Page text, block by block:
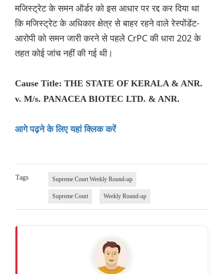
मजिस्ट्रेट के समन ऑर्डर को इस आधार पर रद्द कर दिया था
कि मजिस्ट्रेट के अधिकार क्षेत्र से बाहर रहने वाले रेस्पोंडेंट-
आरोपी को समन जारी करने से पहले CrPC की धारा 202 के
तहत कोई जांच नहीं की गई थी।
Cause Title: THE STATE OF KERALA & ANR.
v. M/s. PANACEA BIOTEC LTD. & ANR.
आगे पढ़ने के लिए यहां क्लिक करें
Tags Supreme Court Weekly Round-up
Supreme Court Weekly Round-up